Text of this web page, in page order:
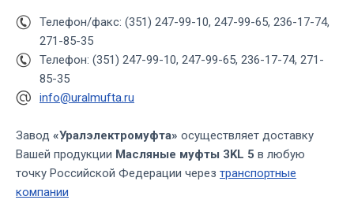
Телефон/факс: (351) 247-99-10, 247-99-65, 236-17-74,
271-85-35
Телефон: (351) 247-99-10, 247-99-65, 236-17-74, 271-
85-35
info@uralmufta.ru
Завод «Уралэлектромуфта» осуществляет доставку
Вашей продукции Масляные муфты 3KL 5 в любую
точку Российской Федерации через транспортные
компании